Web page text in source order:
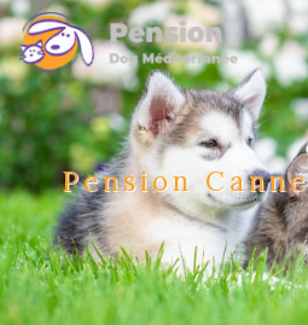
Panneau de gestion des cookies
Pension